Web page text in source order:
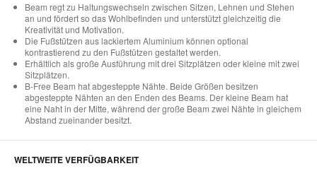
Beam regt zu Haltungswechseln zwischen Sitzen, Lehnen und Stehen
an und fördert so das Wohlbefinden und unterstützt gleichzeitig die
Kreativität und Motivation.​
Die Fußstützen aus lackiertem Aluminium können optional
kontrastierend zu den Fußstützen gestaltet werden.​
Erhältlich als große Ausführung mit drei Sitzplätzen oder kleine mit zwei
Sitzplätzen.​
B-Free Beam hat abgesteppte Nähte. Beide Größen besitzen
abgesteppte Nähten an den Enden des Beams. Der kleine Beam hat
eine Naht in der Mitte, während der große Beam zwei Nähte in gleichem
Abstand zueinander besitzt.​
WELTWEITE VERFÜGBARKEIT